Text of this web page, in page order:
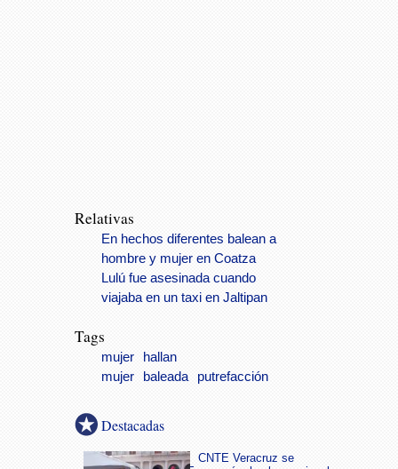
Relativas
En hechos diferentes balean a
hombre y mujer en Coatza
Lulú fue asesinada cuando
viajaba en un taxi en Jaltipan
Tags
mujer
hallan
mujer
baleada putrefacción
Destacadas
CNTE Veracruz se